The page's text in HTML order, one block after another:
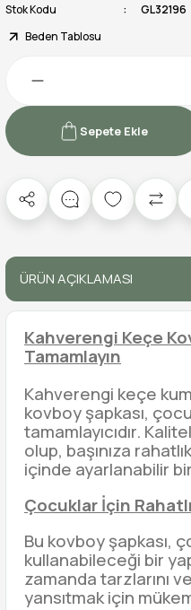
Stok Kodu
GL32196
Beden Tablosu
Sepete Ekle
ÜRÜN AÇIKLAMASI
Kahverengi Keçe
Tamamlayın
Kahverengi keçe
kovboy şapkası,
tamamlayıcıdır.
olup, başınıza
içinde ayarlanabilir
Çocuklar İçin
Bu kovboy şapkası,
kullanabileceği bir
zamanda tarzlarını
yansıtmak için